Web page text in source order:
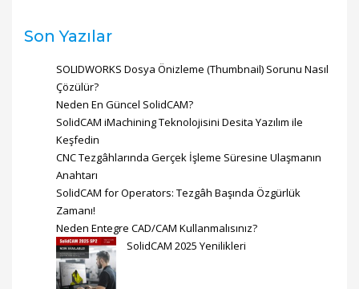
Son Yazılar
SOLIDWORKS Dosya Önizleme (Thumbnail) Sorunu Nasıl
Çözülür?
Neden En Güncel SolidCAM?
SolidCAM iMachining Teknolojisini Desita Yazılım ile
Keşfedin
CNC Tezgâhlarında Gerçek İşleme Süresine Ulaşmanın
Anahtarı
SolidCAM for Operators: Tezgâh Başında Özgürlük
Zamanı!
Neden Entegre CAD/CAM Kullanmalısınız?
SolidCAM 2025 Yenilikleri